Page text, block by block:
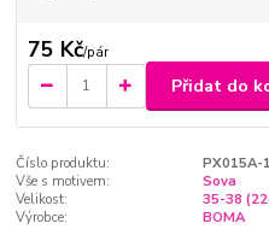
75 Kč/pár
Přidat do
Číslo produktu:
PX015A-1
Vše s motivem:
Sova
Velikost:
35-38
Výrobce:
BOMA